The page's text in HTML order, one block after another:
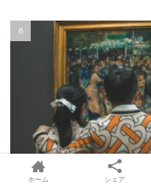
ホーム シェア